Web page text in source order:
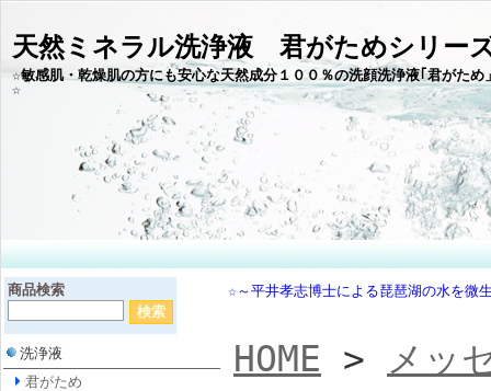
天然ミネラル洗浄液 君がためシリー
☆敏感肌・乾燥肌の方にも安心な天然成分１００％の洗顔洗浄液｢君
商品検索
洗浄液
君がため
☆～平井孝志博士による琵琶湖の水を微
HOME > メッ